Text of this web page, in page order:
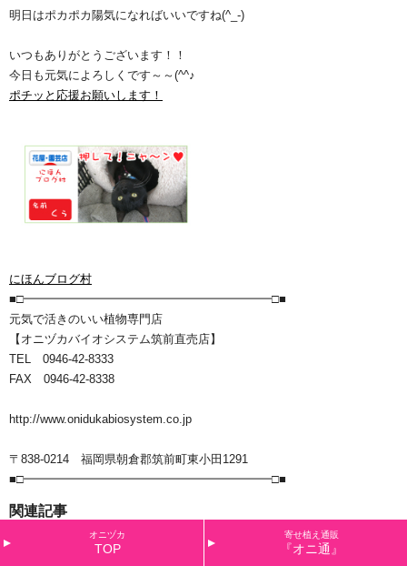
明日はポカポカ陽気になればいいですね(^_-)
いつもありがとうございます！！
今日も元気によろしくです～～(^^♪
ポチッと応援お願いします！
にほんブログ村
■□━━━━━━━━━━━━━━━━━━━━━□■
元気で活きのいい植物専門店
【オニヅカバイオシステム筑前直売店】
TEL 0946-42-8333
FAX 0946-42-8338
http://www.onidukabiosystem.co.jp
〒838-0214 福岡県朝倉郡筑前町東小田1291
■□━━━━━━━━━━━━━━━━━━━━━□■
関連記事
早春の寄せ植えいかがですか～～？？
今日の寄せ植え～(^o^)
オニヅカ
TOP
寄せ植え通販
『オニ通』